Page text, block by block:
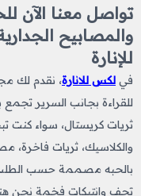
تواصل معنا الآن
والمصابيح
للإنارة
في لكس للانارة، نقدم لك
للقراءة بجانب السرير تجمع
ثريات كريستال، سواء كنت
والكلاسيك، ثريات فاخرة،
بالحبه مصممة حسب الطلب
تحف وانتيكات فخمة نحن هنا